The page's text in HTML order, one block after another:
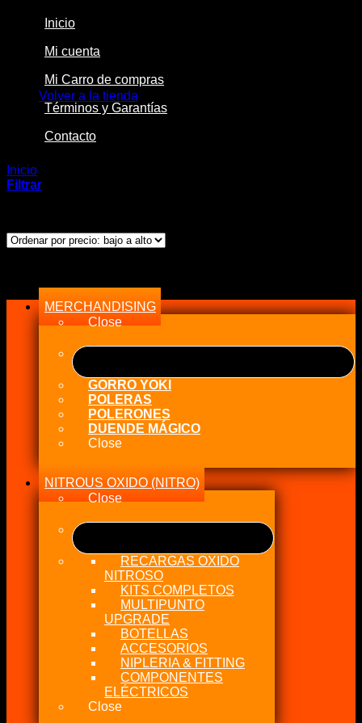
Volver a la tienda
Inicio
Mi cuenta
Mi Carro de compras
Términos y Garantías
Contacto
Inicio
Filtrar
precio:
MERCHANDISING
Close
GORRO YOKI
POLERAS
POLERONES
DUENDE MÁGICO
Close
NITROUS OXIDO (NITRO)
Close
RECARGAS OXIDO
NITROSO
KITS COMPLETOS
MULTIPUNTO
UPGRADE
BOTELLAS
ACCESORIOS
NIPLERIA & FITTING
COMPONENTES
ELÉCTRICOS
Close